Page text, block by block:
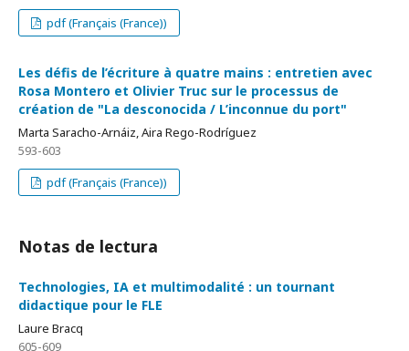
pdf (Français (France))
Les défis de l’écriture à quatre mains : entretien avec
Rosa Montero et Olivier Truc sur le processus de
création de "La desconocida / L’inconnue du port"
Marta Saracho-Arnáiz, Aira Rego-Rodríguez
593-603
pdf (Français (France))
Notas de lectura
Technologies, IA et multimodalité : un tournant
didactique pour le FLE
Laure Bracq
605-609